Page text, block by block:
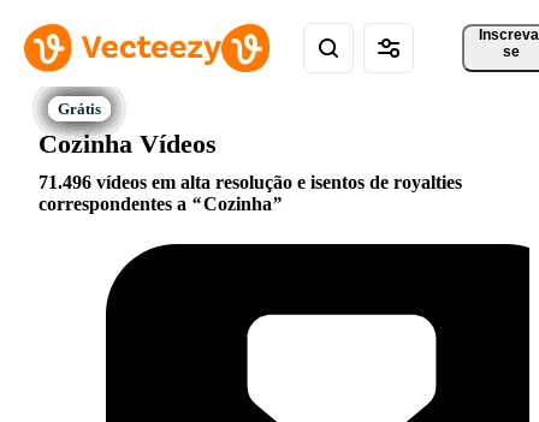
se
Cozinha Vídeos
71.496 vídeos em alta resolução e isentos de royalties
correspondentes a
Cozinha